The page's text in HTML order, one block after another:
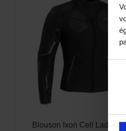
Blouson Ixon Cell Lady